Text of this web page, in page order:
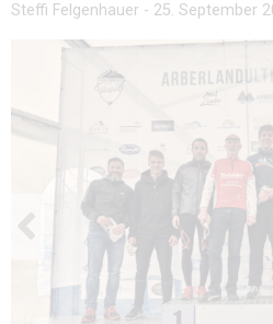
Steffi Felgenhauer - 25. September